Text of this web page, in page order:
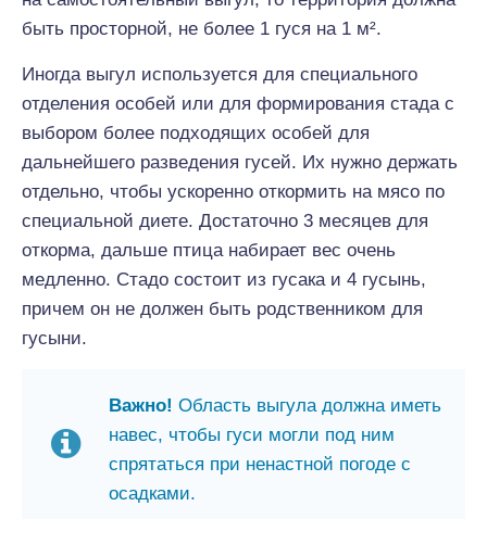
быть просторной, не более 1 гуся на 1 м².
Иногда выгул используется для специального
отделения особей или для формирования стада с
выбором более подходящих особей для
дальнейшего разведения гусей. Их нужно держать
отдельно, чтобы ускоренно откормить на мясо по
специальной диете. Достаточно 3 месяцев для
откорма, дальше птица набирает вес очень
медленно. Стадо состоит из гусака и 4 гусынь,
причем он не должен быть родственником для
гусыни.
Важно! Область выгула должна иметь
навес, чтобы гуси могли под ним
спрятаться при ненастной погоде с
осадками.